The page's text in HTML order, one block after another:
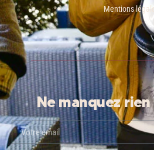
Mentions
Ne manquez